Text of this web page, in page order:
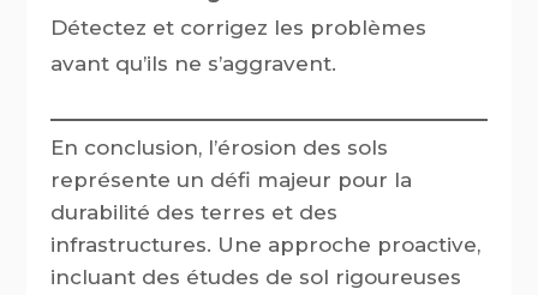
Détectez et corrigez les problèmes
avant qu’ils ne s’aggravent.
En conclusion, l’érosion des sols
représente un défi majeur pour la
durabilité des terres et des
infrastructures. Une approche proactive,
incluant des études de sol rigoureuses